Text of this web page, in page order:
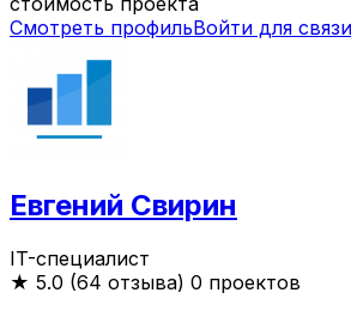
Смотреть профильВойти для связи
Евгений Свирин
IT-специалист
★ 5.0 (64 отзыва) 0 проектов